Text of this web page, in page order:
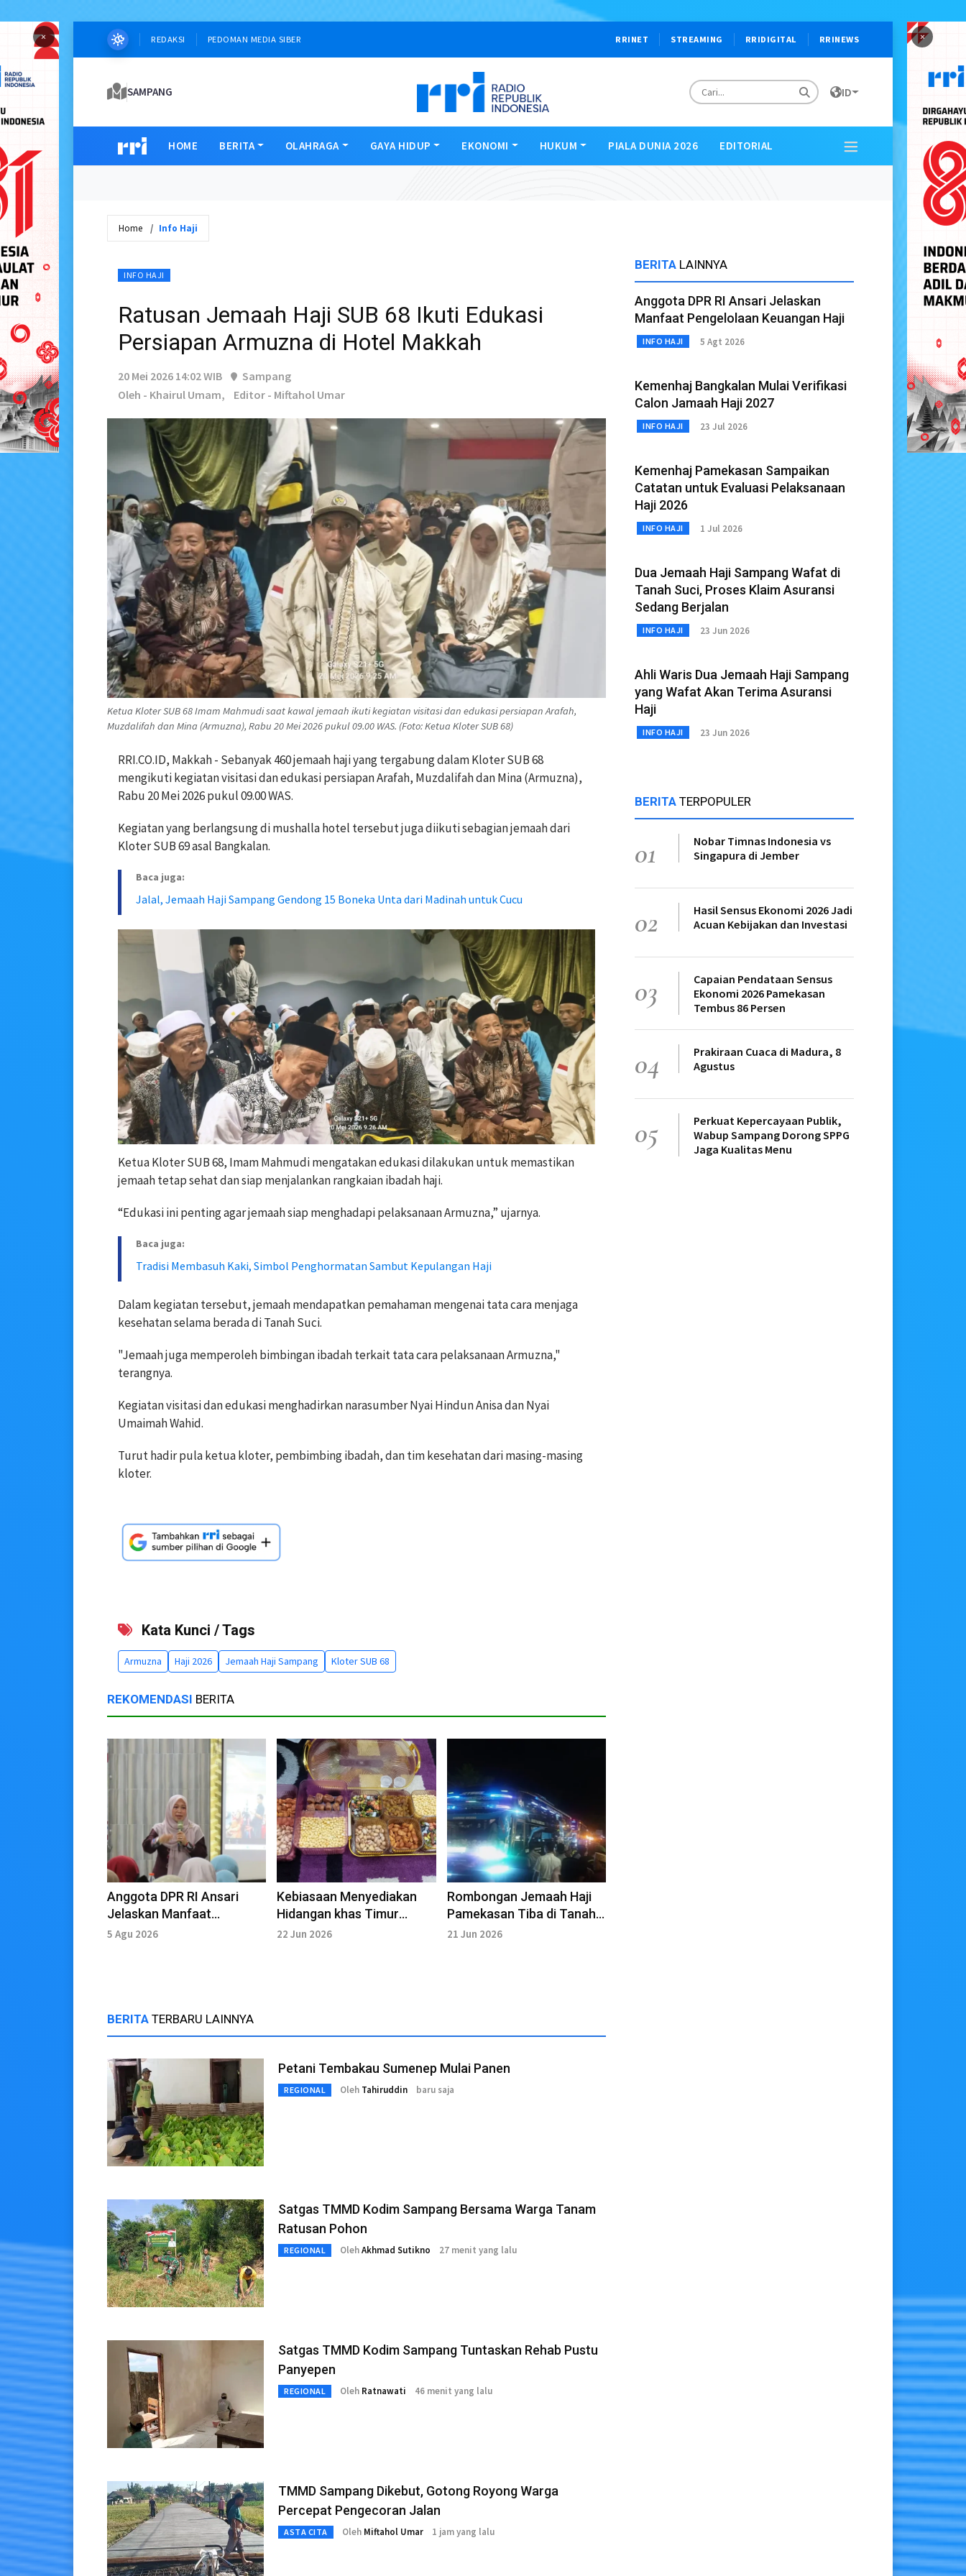
× ×
REDAKSI PEDOMAN MEDIA SIBER RRINET STREAMING RRIDIGITAL RRINEWS
SAMPANG ID
HOME BERITA OLAHRAGA GAYA HIDUP EKONOMI HUKUM PIALA DUNIA 2026 EDITORIAL
Home Info Haji
INFO HAJI
Ratusan Jemaah Haji SUB 68 Ikuti Edukasi
Persiapan Armuzna di Hotel Makkah
20 Mei 2026 14:02 WIB
Sampang
Oleh - Khairul Umam,
Editor - Miftahol Umar
Ketua Kloter SUB 68 Imam Mahmudi saat kawal jemaah ikuti kegiatan visitasi dan edukasi persiapan Arafah,
Muzdalifah dan Mina (Armuzna), Rabu 20 Mei 2026 pukul 09.00 WAS. (Foto: Ketua Kloter SUB 68)
RRI.CO.ID, Makkah - Sebanyak 460 jemaah haji yang tergabung dalam Kloter SUB 68
mengikuti kegiatan visitasi dan edukasi persiapan Arafah, Muzdalifah dan Mina (Armuzna),
Rabu 20 Mei 2026 pukul 09.00 WAS.
Kegiatan yang berlangsung di mushalla hotel tersebut juga diikuti sebagian jemaah dari
Kloter SUB 69 asal Bangkalan.
Baca juga:
Jalal, Jemaah Haji Sampang Gendong 15 Boneka Unta dari Madinah untuk Cucu
Ketua Kloter SUB 68, Imam Mahmudi mengatakan edukasi dilakukan untuk memastikan
jemaah tetap sehat dan siap menjalankan rangkaian ibadah haji.
“Edukasi ini penting agar jemaah siap menghadapi pelaksanaan Armuzna,” ujarnya.
Baca juga:
Tradisi Membasuh Kaki, Simbol Penghormatan Sambut Kepulangan Haji
Dalam kegiatan tersebut, jemaah mendapatkan pemahaman mengenai tata cara menjaga
kesehatan selama berada di Tanah Suci.
"Jemaah juga memperoleh bimbingan ibadah terkait tata cara pelaksanaan Armuzna,"
terangnya.
Kegiatan visitasi dan edukasi menghadirkan narasumber Nyai Hindun Anisa dan Nyai
Umaimah Wahid.
Turut hadir pula ketua kloter, pembimbing ibadah, dan tim kesehatan dari masing-masing
kloter.
Kata Kunci / Tags
Armuzna Haji 2026 Jemaah Haji Sampang Kloter SUB 68
REKOMENDASI BERITA
Anggota DPR RI Ansari
Jelaskan Manfaat
Pengelolaan Keuangan Haji
5 Agu 2026
Kebiasaan Menyediakan
Hidangan khas Timur
Tengah usai Pulang Haji
22 Jun 2026
Rombongan Jemaah Haji
Pamekasan Tiba di Tanah
Air
21 Jun 2026
BERITA TERBARU LAINNYA
Petani Tembakau Sumenep Mulai Panen
REGIONAL Oleh Tahiruddin baru saja
Satgas TMMD Kodim Sampang Bersama Warga Tanam
Ratusan Pohon
REGIONAL OlehAkhmad Sutikno 27 menit yang lalu
Satgas TMMD Kodim Sampang Tuntaskan Rehab Pustu
Panyepen
REGIONAL Oleh Ratnawati 46 menit yang lalu
TMMD Sampang Dikebut, Gotong Royong Warga
Percepat Pengecoran Jalan
ASTA CITA Oleh Miftahol Umar 1 jam yang lalu
BERITA LAINNYA
Anggota DPR RI Ansari Jelaskan
Manfaat Pengelolaan Keuangan Haji
INFO HAJI 5 Agt 2026
Kemenhaj Bangkalan Mulai Verifikasi
Calon Jamaah Haji 2027
INFO HAJI 23 Jul 2026
Kemenhaj Pamekasan Sampaikan
Catatan untuk Evaluasi Pelaksanaan
Haji 2026
INFO HAJI 1 Jul 2026
Dua Jemaah Haji Sampang Wafat di
Tanah Suci, Proses Klaim Asuransi
Sedang Berjalan
INFO HAJI 23 Jun 2026
Ahli Waris Dua Jemaah Haji Sampang
yang Wafat Akan Terima Asuransi
Haji
INFO HAJI 23 Jun 2026
BERITA TERPOPULER
01
Nobar Timnas Indonesia vs
Singapura di Jember
02
Hasil Sensus Ekonomi 2026 Jadi
Acuan Kebijakan dan Investasi
03
Capaian Pendataan Sensus
Ekonomi 2026 Pamekasan
Tembus 86 Persen
04
Prakiraan Cuaca di Madura, 8
Agustus
05
Perkuat Kepercayaan Publik,
Wabup Sampang Dorong SPPG
Jaga Kualitas Menu